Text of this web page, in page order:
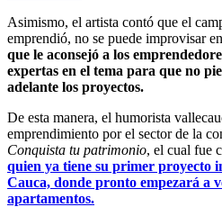
Asimismo, el artista contó que el
emprendió, no se puede improvisar
que le aconsejó a los
expertas en el tema para que no
adelante los proyectos.
De esta manera, el humorista
emprendimiento por el sector de la
Conquista tu patrimonio, el cual fue
quien ya tiene su primer proyecto
Cauca, donde pronto empezará a
apartamentos.